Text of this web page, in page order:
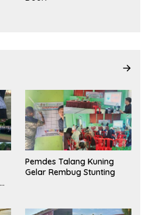
Pemdes Talang Kuning
Gelar Rembug Stunting